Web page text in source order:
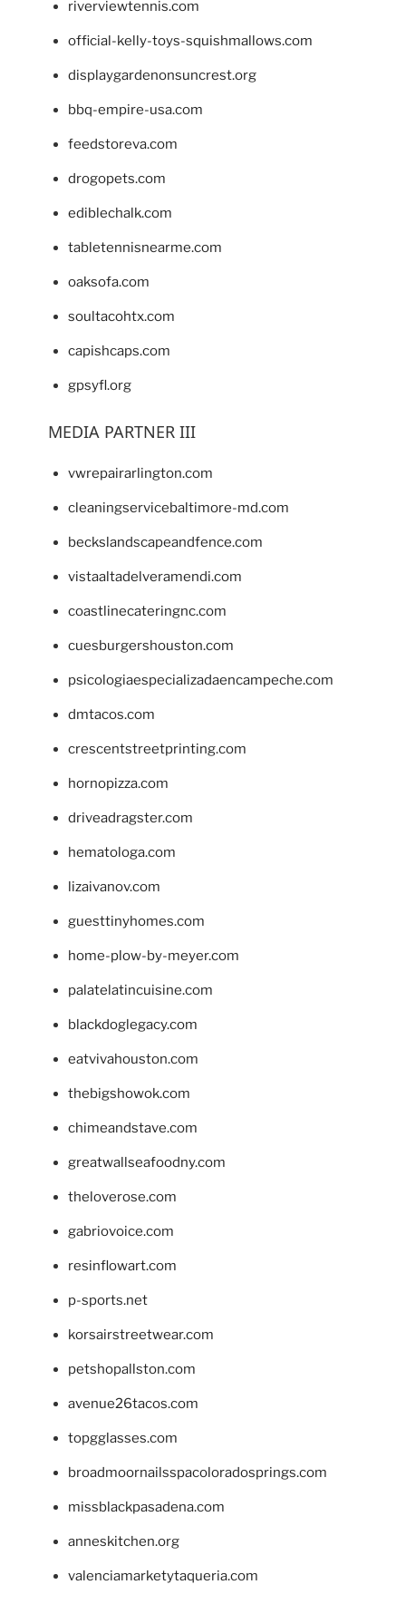
riverviewtennis.com
official-kelly-toys-squishmallows.com
displaygardenonsuncrest.org
bbq-empire-usa.com
feedstoreva.com
drogopets.com
ediblechalk.com
tabletennisnearme.com
oaksofa.com
soultacohtx.com
capishcaps.com
gpsyfl.org
MEDIA PARTNER III
vwrepairarlington.com
cleaningservicebaltimore-md.com
beckslandscapeandfence.com
vistaaltadelveramendi.com
coastlinecateringnc.com
cuesburgershouston.com
psicologiaespecializadaencampeche.com
dmtacos.com
crescentstreetprinting.com
hornopizza.com
driveadragster.com
hematologa.com
lizaivanov.com
guesttinyhomes.com
home-plow-by-meyer.com
palatelatincuisine.com
blackdoglegacy.com
eatvivahouston.com
thebigshowok.com
chimeandstave.com
greatwallseafoodny.com
theloverose.com
gabriovoice.com
resinflowart.com
p-sports.net
korsairstreetwear.com
petshopallston.com
avenue26tacos.com
topgglasses.com
broadmoornailsspacoloradosprings.com
missblackpasadena.com
anneskitchen.org
valenciamarketytaqueria.com